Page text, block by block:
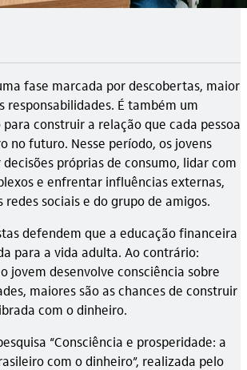
fase marcada por descobertas, maior
responsabilidades. É também um
construir a relação que cada pessoa
no futuro. Nesse período, os jovens
próprias de consumo, lidar com
e enfrentar influências externas,
sociais e do grupo de amigos.
defendem que a educação financeira
para a vida adulta. Ao contrário:
jovem desenvolve consciência sobre
maiores são as chances de construir
com o dinheiro.
“Consciência e prosperidade: a
com o dinheiro”, realizada pelo